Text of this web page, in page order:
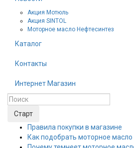
Акция Мотюль
Акция SINTOL
Моторное масло Нефтесинтез
Каталог
Контакты
Интернет Магазин
Правила покупки в магазине
Как подобрать моторное